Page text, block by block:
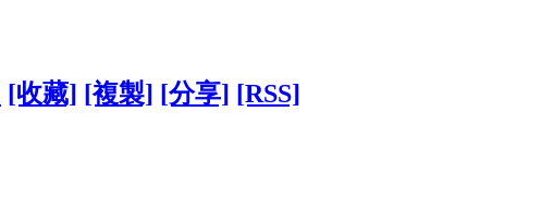
[收藏] [複製] [分享] [RSS]